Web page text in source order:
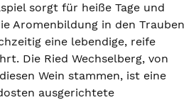
sorgt für heiße Tage und
Aromenbildung in den Trauben
eine lebendige, reife
Die Ried Wechselberg, von
Wein stammen, ist eine
ausgerichtete